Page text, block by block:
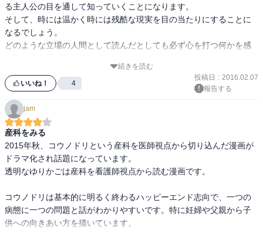
る主人公の目を通して知っていくことになります。
そして、時には温かく時には残酷な現実を目の当たりにすることに
なるでしょう。
どのような立場の人間として読んだとしても必ず心を打つ何かを感
続きを読む
いいね！ 4
投稿日 : 2016.02.07
報告する
jam
産科をみる
2015年秋、コウノドリという産科を医師視点から切り込んだ漫画が
ドラマ化され話題になっています。
透明なゆりかごは産科を看護師視点から読む漫画です。
コウノドリは基本的に明るく終わるハッピーエンド志向で、一つの
病態に一つの問題と話がわかりやすいです。特に妊婦や父親から子
供への向きあい方を描いています。